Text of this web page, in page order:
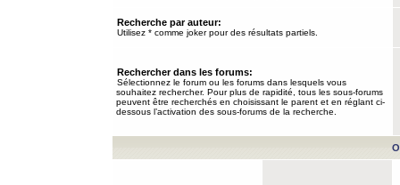
Recherche par auteur:
Utilisez * comme joker pour des résultats partiels.
Rechercher dans les forums:
Sélectionnez le forum ou les forums dans lesquels vous
souhaitez rechercher. Pour plus de rapidité, tous les sous-forums
peuvent être recherchés en choisissant le parent et en réglant ci-
dessous l’activation des sous-forums de la recherche.